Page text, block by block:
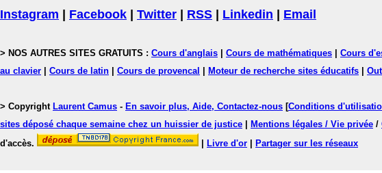
Instagram Facebook Twitter RSS Linkedin Email
> NOS AUTRES SITES GRATUITS : Cours d'anglais Cours de mathématiques Cours
au clavier
Cours de latin Cours de provencal Moteur de recherche sites éducatifs
> Copyright Laurent Camus - En savoir plus, Aide, Contactez-nous [Conditions
sites déposé chaque semaine chez un huissier de justice
Mentions légales / Vie privée /
d'accès.
Livre d'or Partager sur les réseaux